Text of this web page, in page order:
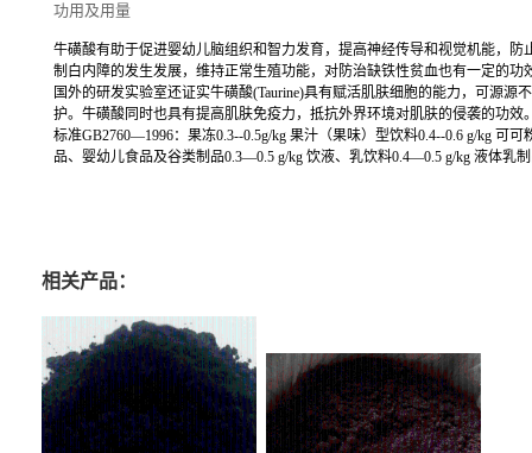
功用及用量
牛磺酸有助于促进婴幼儿脑组织和智力发育，提高神经传导和视觉机能，
制白内障的发生发展，维持正常生殖功能，对防治缺铁性贫血也有一定的功
国外的研发实验室还证实牛磺酸(Taurine)具有赋活肌肤细胞的能力，可源源
护。牛磺酸同时也具有提高肌肤免疫力，抵抗外界环境对肌肤的侵袭的功效
标准GB2760—1996：果冻0.3--0.5g/kg 果汁（果味）型饮料0.4--0.6 g/kg 可
品、婴幼儿食品及谷类制品0.3—0.5 g/kg 饮液、乳饮料0.4—0.5 g/kg 液体乳
相关产品：